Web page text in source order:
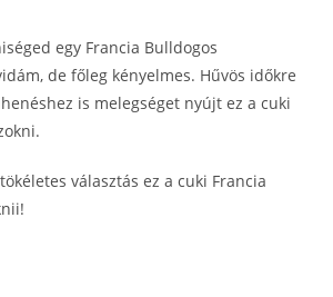
egy Francia Bulldogos
de főleg kényelmes. Hűvös időkre
is melegséget nyújt ez a cuki
választás ez a cuki Francia